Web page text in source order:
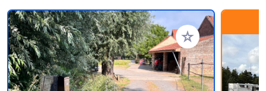
Add to your